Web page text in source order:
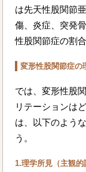
は先天性股関節
傷、炎症、突発
性股関節症の割
変形性股関節症の
では、変形性股
リテーションは
は、以下のよう
う。
1.理学所見（主観的